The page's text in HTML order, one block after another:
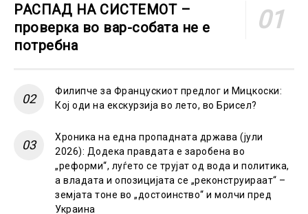
РАСПАД НА СИСТЕМОТ –
проверка во вар-собата не е
потребна
Филипче за Францускиот предлог и Мицкоски:
Кој оди на екскурзија во лето, во Брисел?
Хроника на една пропадната држава (јули
2026): Додека правдата е заробена во
„реформи“, луѓето се трујат од вода и политика,
а владата и опозицијата се „реконструираат“ –
земјата тоне во „достоинство“ и молчи пред
Украина